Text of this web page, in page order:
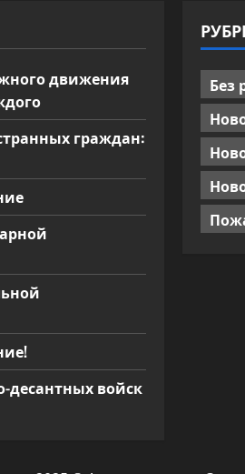
движения
граждан:
десантных войск
Без